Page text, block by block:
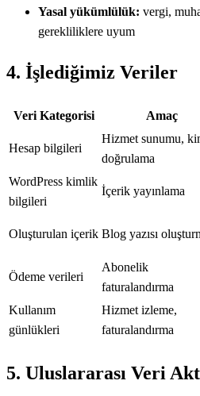
Yasal yükümlülük: vergi,
gerekliliklere uyum
4. İşlediğimiz Veriler
Veri Kategorisi Amaç
Hesap bilgileri
Hizmet sunumu,
doğrulama
WordPress kimlik
bilgileri
İçerik yayınlama
Oluşturulan içerik Blog yazısı
Ödeme verileri
Abonelik
faturalandırma
Kullanım
günlükleri
Hizmet izleme,
faturalandırma
5. Uluslararası Veri